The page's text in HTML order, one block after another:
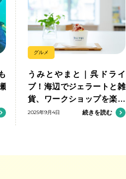
グルメ
うみとやまと｜呉ドライ
ブ！海辺でジェラートと雑
貨、ワークショップを楽し
む
2025年9月4日 続きを読む